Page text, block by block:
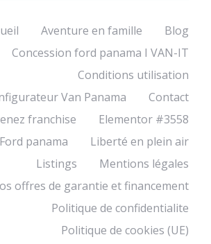
Aventure en famille
Blog
Concession ford panama I VAN-IT
Conditions utilisation
Van Panama
Contact
franchise
Elementor #3558
Ford panama
Liberté en plein air
Listings
Mentions légales
offres de garantie et financement
Politique de confidentialite
Politique de cookies (UE)